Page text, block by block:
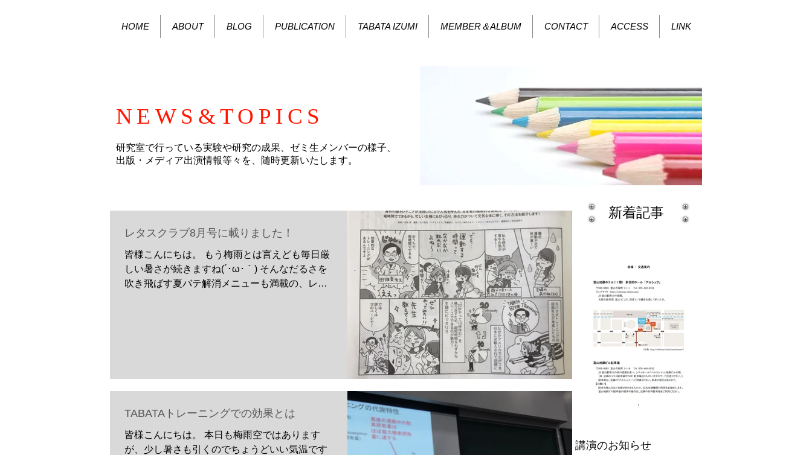
HOME ABOUT BLOG PUBLICATION TABATA IZUMI MEMBER＆ALBUM CONTACT ACCESS LINK
NEWS&TOPICS
研究室で行っている実験や研究の成果、ゼミ生メンバーの様子、
出版・メディア出演情報等々を、随時更新いたします。
レタスクラブ8月号に載りました！
皆様こんにちは。 もう梅雨とは言えども毎日厳
しい暑さが続きますね(´･ω･｀) そんなだるさを
吹き飛ばす夏バテ解消メニューも満載の、レタ
TABATAトレーニングでの効果とは
皆様こんにちは。 本日も梅雨空ではあります
が、少し暑さも引くのでちょうどいい気温です
新着記事
講演のお知らせ